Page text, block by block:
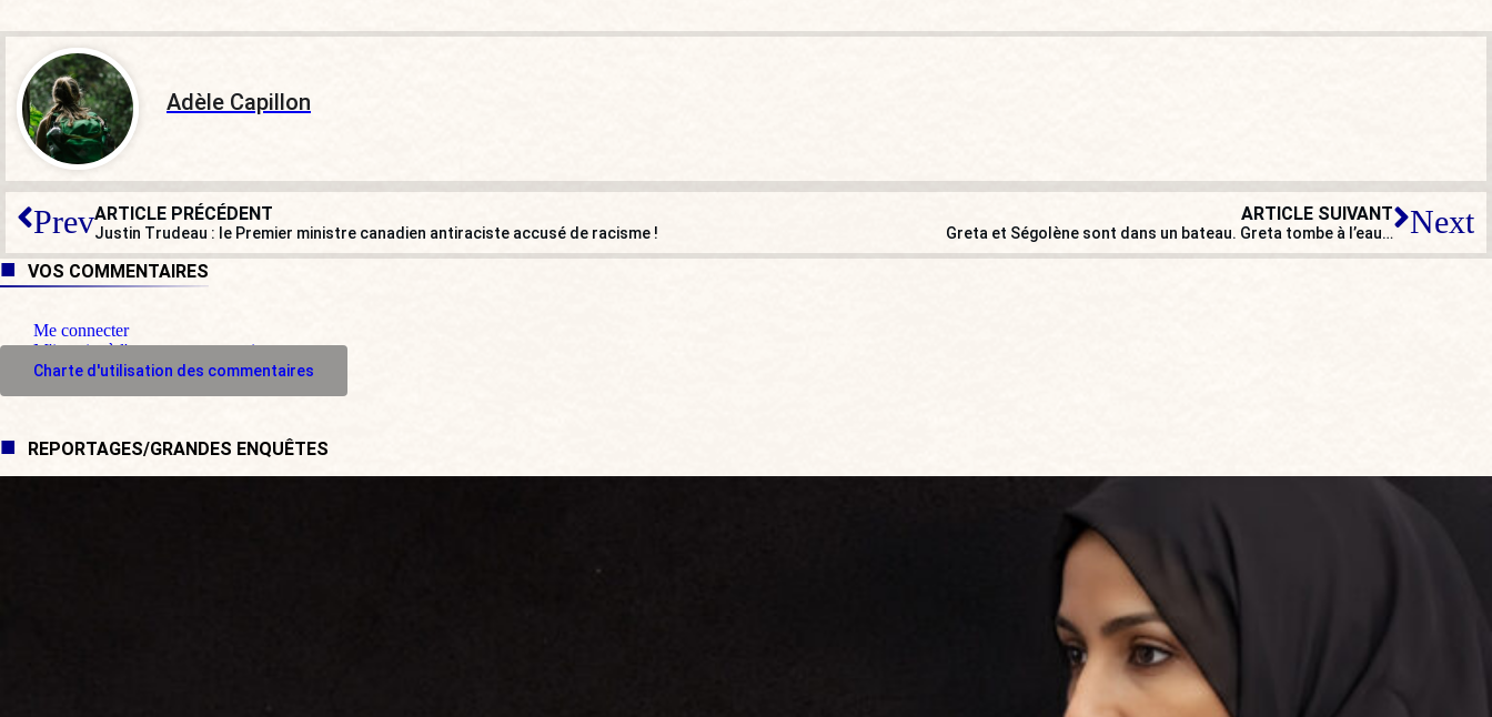
Adèle Capillon
PrevARTICLE PRÉCÉDENT
Justin Trudeau : le Premier ministre canadien antiraciste accusé de racisme !
ARTICLE SUIVANT
Greta et Ségolène sont dans un bateau. Greta tombe à l’eau… Next
VOS COMMENTAIRES
Me connecter
M'inscrire à l'espace commentaire
Charte d'utilisation des commentaires
REPORTAGES/GRANDES ENQUÊTES